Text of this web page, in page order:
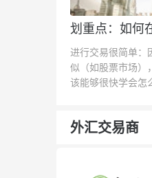
划重点：如何
进行交易很简单：
似（如股票市场）
该能够很快学会怎
外汇交易商